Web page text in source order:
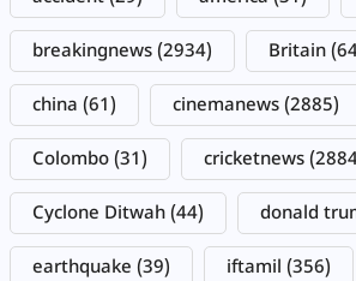
breakingnews (2934) Britain
china (61) cinemanews (2885)
Colombo (31) cricketnews
Cyclone Ditwah (44) donald
earthquake (39) iftamil (356)